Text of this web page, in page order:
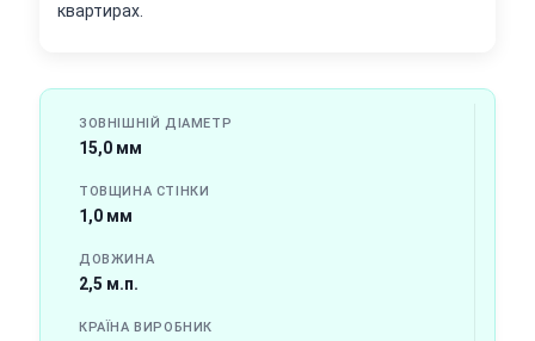
квартирах.
ЗОВНІШНІЙ ДІАМЕТР
15,0 мм
ТОВЩИНА СТІНКИ
1,0 мм
ДОВЖИНА
2,5 м.п.
КРАЇНА ВИРОБНИК